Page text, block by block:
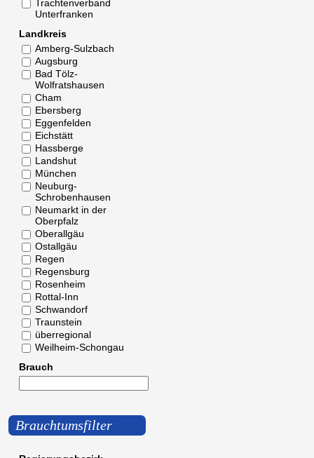
Trachtenverband
Unterfranken
Landkreis
Amberg-Sulzbach
Augsburg
Bad Tölz-
Wolfratshausen
Cham
Ebersberg
Eggenfelden
Eichstätt
Hassberge
Landshut
München
Neuburg-
Schrobenhausen
Neumarkt in der
Oberpfalz
Oberallgäu
Ostallgäu
Regen
Regensburg
Rosenheim
Rottal-Inn
Schwandorf
Traunstein
überregional
Weilheim-Schongau
Brauch
Brauchtumsfilter